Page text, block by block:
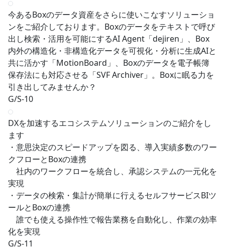
今あるBoxのデータ資産をさらに使いこなすソリューショ
ンをご紹介しております。Boxのデータをテキストで呼び
出し検索・活用を可能にするAI Agent「dejiren」、Box
内外の構造化・非構造化データを可視化・分析に生成AIと
共に活かす「MotionBoard」、Boxのデータを電子帳簿
保存法にも対応させる「SVF Archiver」。Boxに眠る力を
引き出してみませんか？
G/S-10
DXを加速するエコシステムソリューションのご紹介をし
ます
・意思決定のスピードアップを図る、導入実績多数のワー
クフローとBoxの連携
社内のワークフローを統合し、承認システムの一元化を
実現
・データの検索・集計が簡単に行えるセルフサービスBIツ
ールとBoxの連携
誰でも使える操作性で報告業務を自動化し、作業の効率
化を実現
G/S-11